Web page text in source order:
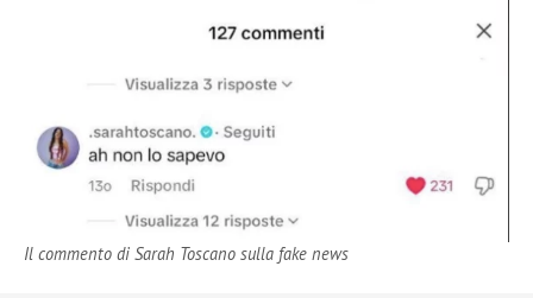
Il commento di Sarah Toscano sulla fake news